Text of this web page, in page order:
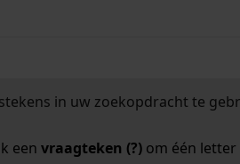
in uw zoekopdracht te
een vraagteken (?)om één letter